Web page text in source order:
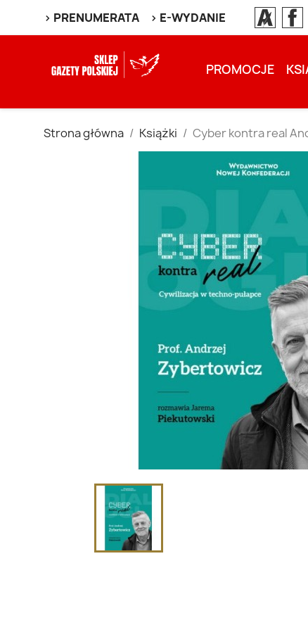
> PRENUMERATA > E-WYDANIE
PROMOCJE
Strona główna Książki Cyber kontra real